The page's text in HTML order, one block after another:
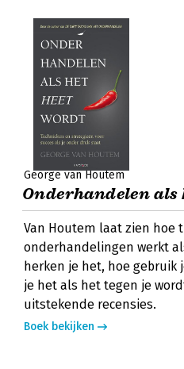
George van Houtem
Onderhandelen als
Van Houtem laat zien hoe
onderhandelingen werkt
herken je het, hoe gebruik
je het als het tegen je
uitstekende recensies.
Boek bekijken